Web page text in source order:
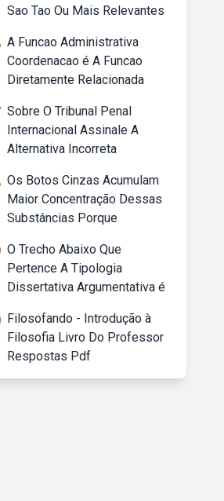
Sao Tao Ou Mais Relevantes
A Funcao Administrativa
Coordenacao é A Funcao
Diretamente Relacionada
Sobre O Tribunal Penal
Internacional Assinale A
Alternativa Incorreta
Os Botos Cinzas Acumulam
Maior Concentração Dessas
Substâncias Porque
O Trecho Abaixo Que
Pertence A Tipologia
Dissertativa Argumentativa é
Filosofando - Introdução à
Filosofia Livro Do Professor
Respostas Pdf